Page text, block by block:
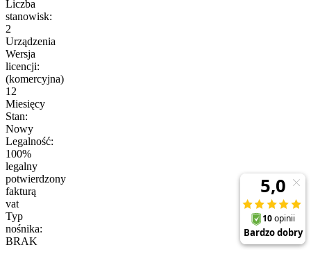
Liczba
stanowisk:
2
Urządzenia
Wersja
licencji:
(komercyjna)
12
Miesięcy
Stan:
Nowy
Legalność:
100%
legalny
potwierdzony
fakturą
vat
Typ
nośnika:
BRAK